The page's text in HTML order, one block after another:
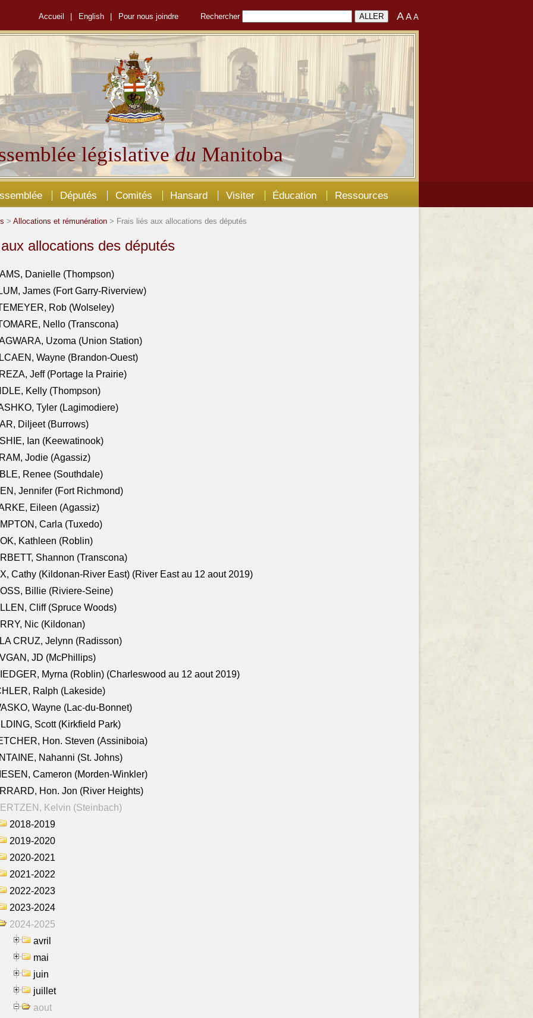
Accueil English Pour nous joindre Rechercher AA A
législativedu Manitoba
Députés Comités Hansard Visiter Éducation Ressources
> Allocations et rémunération > Frais liés aux allocations des députés
allocations des députés
Danielle (Thompson)
James (Fort Garry-Riverview)
Rob (Wolseley)
Nello (Transcona)
Uzoma (Union Station)
Wayne (Brandon-Ouest)
Jeff (Portage la Prairie)
Kelly (Thompson)
Tyler (Lagimodiere)
Diljeet (Burrows)
Ian (Keewatinook)
Jodie (Agassiz)
Renee (Southdale)
Jennifer (Fort Richmond)
Eileen (Agassiz)
Carla (Tuxedo)
Kathleen (Roblin)
Shannon (Transcona)
Cathy (Kildonan-River East) (River East au 12 aout 2019)
Billie (Riviere-Seine)
Cliff (Spruce Woods)
Nic (Kildonan)
CRUZ, Jelynn (Radisson)
JD (McPhillips)
Myrna (Roblin) (Charleswood au 12 aout 2019)
Ralph (Lakeside)
Wayne (Lac-du-Bonnet)
Scott (Kirkfield Park)
Hon. Steven (Assiniboia)
Nahanni (St. Johns)
Cameron (Morden-Winkler)
Hon. Jon (River Heights)
Kelvin (Steinbach)
2018-2019
2019-2020
2020-2021
2021-2022
2022-2023
2023-2024
2024-2025
avril
mai
juin
juillet
aout